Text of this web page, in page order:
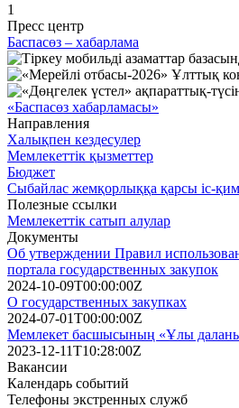
1
Пресс центр
Баспасөз – хабарлама
«Баспасөз хабарламасы»
Направления
Халықпен кездесулер
Мемлекеттік қызметтер
Бюджет
Сыбайлас жемқорлыққа қарсы іс-
Полезные ссылки
Мемлекеттік сатып алулар
Документы
Об утверждении Правил
портала государственных закупок
2024-10-09T00:00:00Z
О государственных закупках
2024-07-01T00:00:00Z
Мемлекет басшысының «Ұлы
2023-12-11T10:28:00Z
Вакансии
Календарь событий
Телефоны экстренных служб